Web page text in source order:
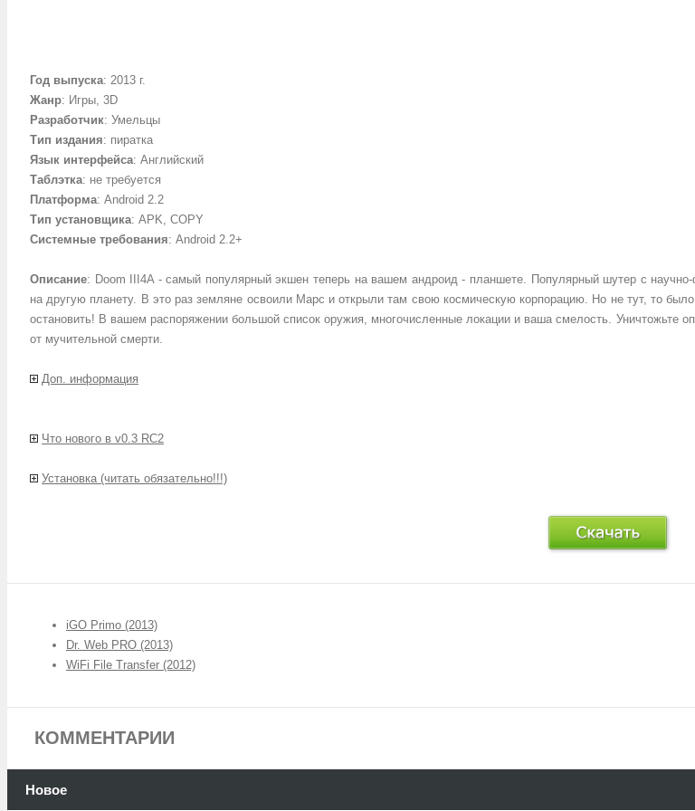
Год выпуска: 2013 г.
Жанр: Игры, 3D
Разработчик: Умельцы
Тип издания: пиратка
Язык интерфейса: Английский
Таблэтка: не требуется
Платформа: Android 2.2
Тип установщика: APK, COPY
Системные требования: Android 2.2+
Описание: Doom III4A - самый популярный экшен теперь на вашем андроид - планшете. Популярный шутер с
на другую планету. В это раз земляне освоили Марс и открыли там свою космическую корпорацию. Но не тут, то
остановить! В вашем распоряжении большой список оружия, многочисленные локации и ваша смелость. Уничтожьте
от мучительной смерти.
Доп. информация
Что нового в v0.3 RC2
Установка (читать обязательно!!!)
iGO Primo (2013)
Dr. Web PRO (2013)
WiFi File Transfer (2012)
КОММЕНТАРИИ
Новое